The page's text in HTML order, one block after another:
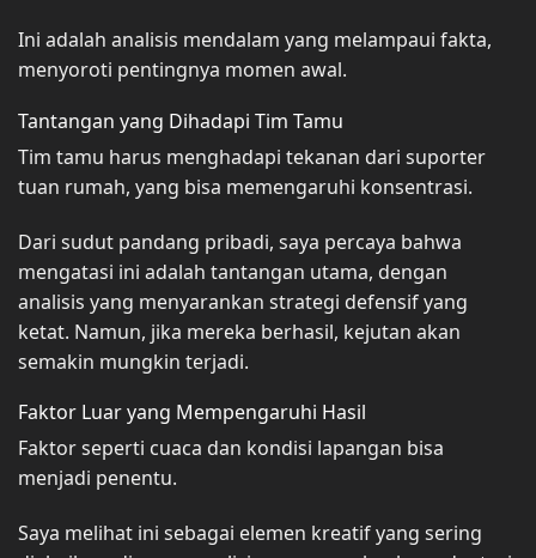
Ini adalah analisis mendalam yang melampaui fakta,
menyoroti pentingnya momen awal.
Tantangan yang Dihadapi Tim Tamu
Tim tamu harus menghadapi tekanan dari suporter
tuan rumah, yang bisa memengaruhi konsentrasi.
Dari sudut pandang pribadi, saya percaya bahwa
mengatasi ini adalah tantangan utama, dengan
analisis yang menyarankan strategi defensif yang
ketat. Namun, jika mereka berhasil, kejutan akan
semakin mungkin terjadi.
Faktor Luar yang Mempengaruhi Hasil
Faktor seperti cuaca dan kondisi lapangan bisa
menjadi penentu.
Saya melihat ini sebagai elemen kreatif yang sering